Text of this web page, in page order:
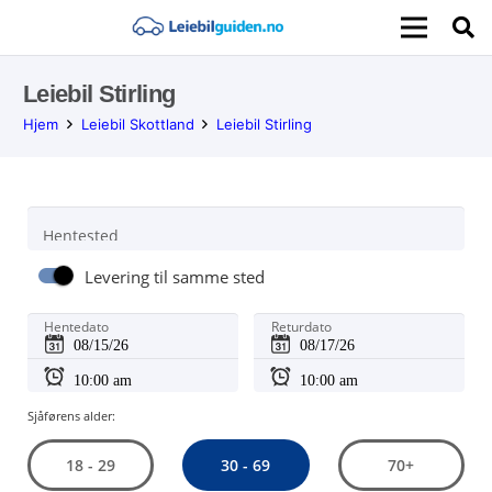
Leiebil Stirling
Hjem Leiebil Skottland Leiebil Stirling
Hentested
Levering til samme sted
Hentedato Returdato
Sjåførens alder:
18 - 29 30 - 69 70+